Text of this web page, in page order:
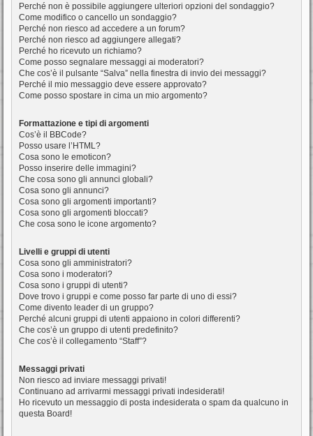
Perché non è possibile aggiungere ulteriori opzioni del sondaggio?
Come modifico o cancello un sondaggio?
Perché non riesco ad accedere a un forum?
Perché non riesco ad aggiungere allegati?
Perché ho ricevuto un richiamo?
Come posso segnalare messaggi ai moderatori?
Che cos’è il pulsante “Salva” nella finestra di invio dei messaggi?
Perché il mio messaggio deve essere approvato?
Come posso spostare in cima un mio argomento?
Formattazione e tipi di argomenti
Cos’è il BBCode?
Posso usare l’HTML?
Cosa sono le emoticon?
Posso inserire delle immagini?
Che cosa sono gli annunci globali?
Cosa sono gli annunci?
Cosa sono gli argomenti importanti?
Cosa sono gli argomenti bloccati?
Che cosa sono le icone argomento?
Livelli e gruppi di utenti
Cosa sono gli amministratori?
Cosa sono i moderatori?
Cosa sono i gruppi di utenti?
Dove trovo i gruppi e come posso far parte di uno di essi?
Come divento leader di un gruppo?
Perché alcuni gruppi di utenti appaiono in colori differenti?
Che cos’è un gruppo di utenti predefinito?
Che cos’è il collegamento “Staff”?
Messaggi privati
Non riesco ad inviare messaggi privati!
Continuano ad arrivarmi messaggi privati indesiderati!
Ho ricevuto un messaggio di posta indesiderata o spam da qualcuno in
questa Board!